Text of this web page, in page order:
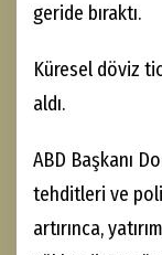
geride bıraktı.
Küresel döviz
aldı.
ABD Başkanı
tehditleri ve
artırınca,